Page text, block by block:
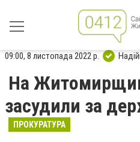
09:00, 8 листопада 2022 р.
На
засудили за
ПРОКУРАТУРА